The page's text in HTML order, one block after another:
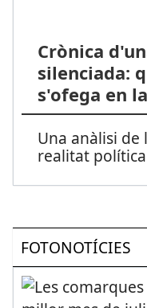
Crònica
silenciada:
s'ofega en
Una anàlisi de
realitat
FOTONOTÍCIES